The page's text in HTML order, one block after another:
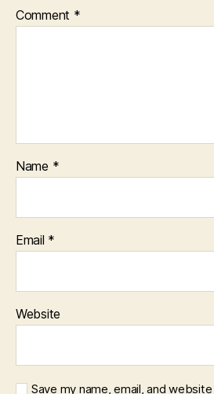
Comment *
Name *
Email *
Website
Save my name, email, and